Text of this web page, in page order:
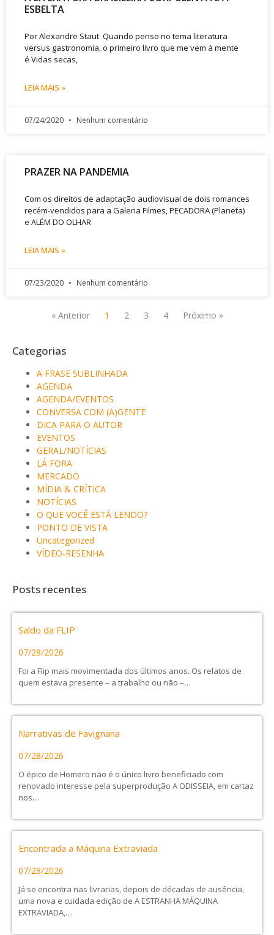
ESBELTA
Por Alexandre Staut Quando penso no tema literatura
versus gastronomia, o primeiro livro que me vem à mente
é Vidas secas,
LEIA MAIS »
07/24/2020 Nenhum comentário
PRAZER NA PANDEMIA
Com os direitos de adaptação audiovisual de dois romances
recém-vendidos para a Galeria Filmes, PECADORA (Planeta)
e ALÉM DO OLHAR
LEIA MAIS »
07/23/2020 Nenhum comentário
« Anterior 1 2 3 4 Próximo »
Categorias
A FRASE SUBLINHADA
AGENDA
AGENDA/EVENTOS
CONVERSA COM (A)GENTE
DICA PARA O AUTOR
EVENTOS
GERAL/NOTÍCIAS
LÁ FORA
MERCADO
MÍDIA & CRÍTICA
NOTÍCIAS
O QUE VOCÊ ESTÁ LENDO?
PONTO DE VISTA
Uncategorized
VÍDEO-RESENHA
Posts recentes
Saldo da FLIP
07/28/2026
Foi a Flip mais movimentada dos últimos anos. Os relatos de
quem estava presente – a trabalho ou não –…
Narrativas de Favignana
07/28/2026
O épico de Homero não é o único livro beneficiado com
renovado interesse pela superprodução A ODISSEIA, em cartaz
nos…
Encontrada a Máquina Extraviada
07/28/2026
Já se encontra nas livrarias, depois de décadas de ausência,
uma nova e cuidada edição de A ESTRANHA MÁQUINA
EXTRAVIADA,…